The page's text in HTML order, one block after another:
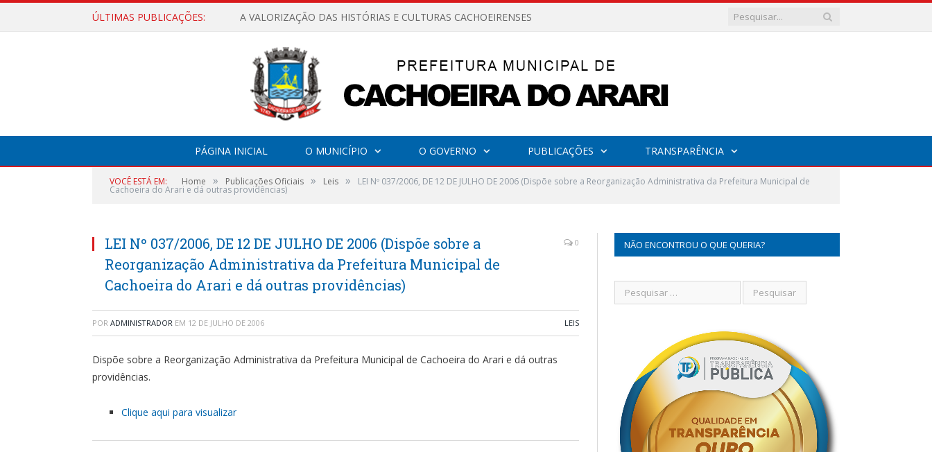
ÚLTIMAS PUBLICAÇÕES: A VALORIZAÇÃO DAS HISTÓRIAS E CULTURAS CACHOEIRENSES
PÁGINA INICIAL O MUNICÍPIO O GOVERNO PUBLICAÇÕES TRANSPARÊNCIA
VOCÊ ESTÁ EM: Home » Publicações Oficiais » Leis » LEI Nº 037/2006, DE 12 DE JULHO DE 2006 (Dispõe sobre a Reorganização Administrativa da Prefeitura Municipal de
Cachoeira do Arari e dá outras providências)
LEI Nº 037/2006, DE 12 DE JULHO DE 2006 (Dispõe sobre a
Reorganização Administrativa da Prefeitura Municipal de
Cachoeira do Arari e dá outras providências)
0
POR ADMINISTRADOR EM 12 DE JULHO DE 2006 LEIS
Dispõe sobre a Reorganização Administrativa da Prefeitura Municipal de Cachoeira do Arari e dá outras
providências.
Clique aqui para visualizar
NÃO ENCONTROU O QUE QUERIA?